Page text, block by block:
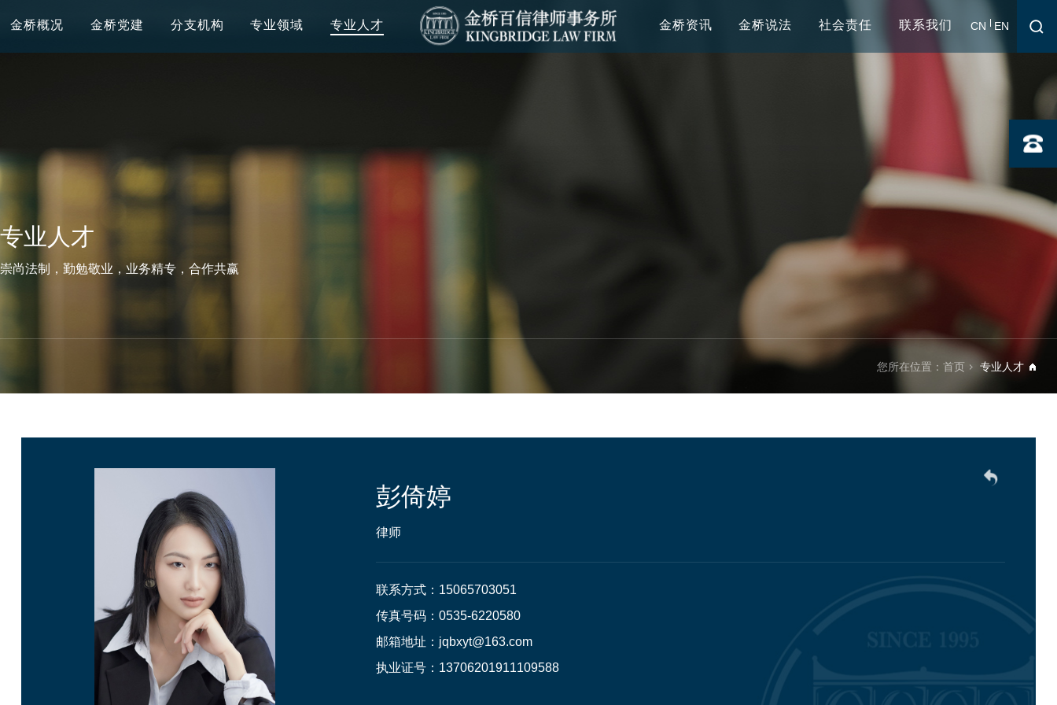
金桥概况 金桥党建 分支机构 专业领域 专业人才 金桥资讯 金桥说法 社会责任 联系我们 CN EN
专业人才
崇尚法制，勤勉敬业，业务精专，合作共赢
您所在位置：首页 专业人才
彭倚婷
律师
联系方式：15065703051
传真号码：0535-6220580
邮箱地址：jqbxyt@163.com
执业证号：13706201911109588